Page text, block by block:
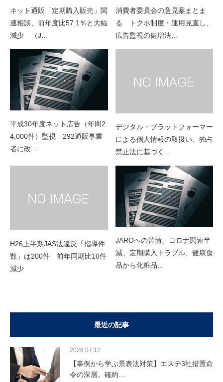
ネット通販「定期購入販売」関
連相談、前年度比57.1％と大幅
減少 （J…
消費者委員会の意見案まとま
る トクホ制度・運用見直し、
広告監視の健増法…
平成30年度ネット広告（年間2
4,000件）監視 292通販事業
者に改…
デジタル・プラットフォーマー
による個人情報の取扱い、独占
禁止法に基づく…
H26上半期JAS法違反「指導件
数」は200件 前年同期比10件
減少
JAROへの苦情、コロナ関連半
減、定期購入トラブル、健康食
品から化粧品…
最近の記事
2026.07.12
【事例から学ぶ景表法対策】エステ3社措置命
令の深層。確約…